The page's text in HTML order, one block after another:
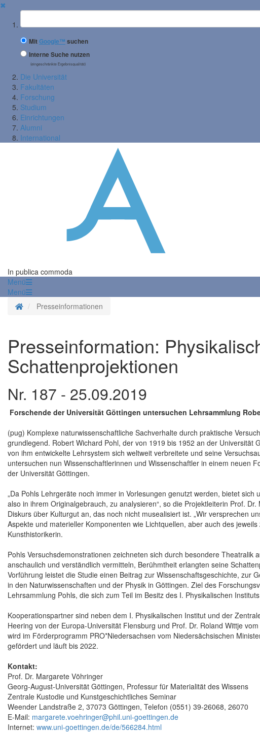
✖
Suchbegriff
MitGoogle™ suchen
Interne Suche nutzen
(eingeschränkte Ergebnisqualität)
Die Universität
Fakultäten
Forschung
Studium
Einrichtungen
Alumni
International
In publica commoda
Menü
Menü
StartseitePresseinformationen
Presseinformation:
Schattenprojektionen
Nr. 187 - 25.09.2019
Forschende der Universität Göttingen untersuchen Lehrsammlung
(pug) Komplexe naturwissenschaftliche Sachverhalte durch praktische
grundlegend. Robert Wichard Pohl, der von 1919 bis 1952 an der Universität
von ihm entwickelte Lehrsystem sich weltweit verbreitete und seine
untersuchen nun Wissenschaftlerinnen und Wissenschaftler in einem neuen
der Universität Göttingen.
„Da Pohls Lehrgeräte noch immer in Vorlesungen genutzt werden, bietet
also in ihrem Originalgebrauch, zu analysieren“, so die Projektleiterin Prof.
Diskurs über Kulturgut an, das noch nicht musealisiert ist. „Wir versprechen
Aspekte und materieller Komponenten wie Lichtquellen, aber auch des
Kunsthistorikerin.
Pohls Versuchsdemonstrationen zeichneten sich durch besondere Theatralik
anschaulich und verständlich vermitteln, Berühmtheit erlangten seine
Vorführung leistet die Studie einen Beitrag zur Wissenschaftsgeschichte, zur
in den Naturwissenschaften und der Physik in Göttingen. Ziel des
Lehrsammlung Pohls, die sich zum Teil im Besitz des I. Physikalischen
Kooperationspartner sind neben dem I. Physikalischen Institut und der
Heering von der Europa-Universität Flensburg und Prof. Dr. Roland Wittje
wird im Förderprogramm PRO*Niedersachsen vom Niedersächsischen
gefördert und läuft bis 2022.
Kontakt:
Prof. Dr. Margarete Vöhringer
Georg-August-Universität Göttingen, Professur für Materialität des Wissens
Zentrale Kustodie und Kunstgeschichtliches Seminar
Weender Landstraße 2, 37073 Göttingen, Telefon (0551) 39-26068, 26070
E-Mail: margarete.voehringer@phil.uni-goettingen.de
Internet: www.uni-goettingen.de/de/566284.html